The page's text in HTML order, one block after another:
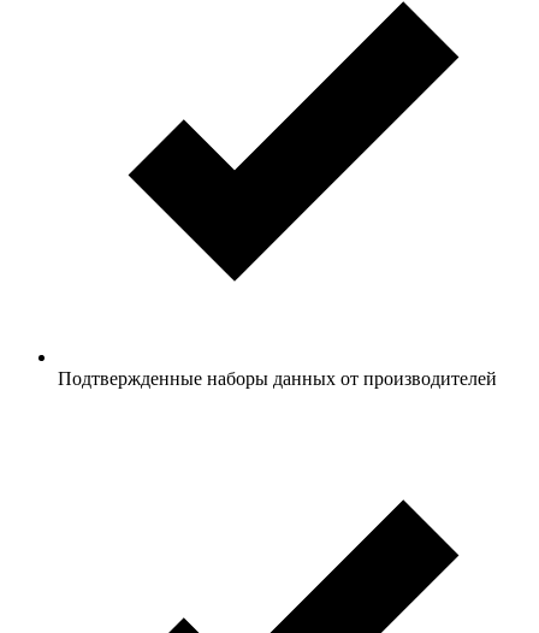
Подтвержденные наборы данных от производителей